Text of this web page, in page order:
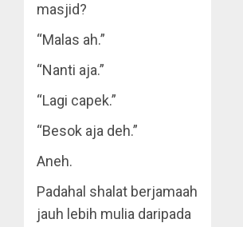
masjid?
“Malas ah.”
“Nanti aja.”
“Lagi capek.”
“Besok aja deh.”
Aneh.
Padahal shalat berjamaah
jauh lebih mulia daripada